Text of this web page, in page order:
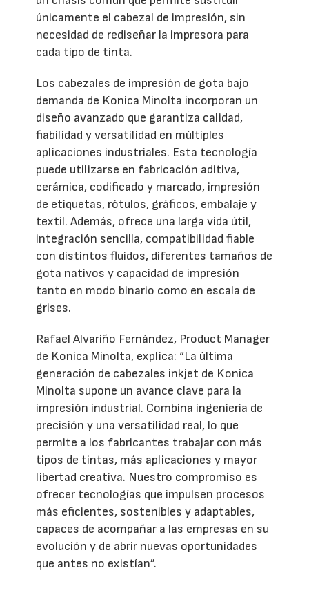
únicamente el cabezal de impresión, sin
necesidad de rediseñar la impresora para
cada tipo de tinta.
Los cabezales de impresión de gota bajo
demanda de Konica Minolta incorporan un
diseño avanzado que garantiza calidad,
fiabilidad y versatilidad en múltiples
aplicaciones industriales. Esta tecnología
puede utilizarse en fabricación aditiva,
cerámica, codificado y marcado, impresión
de etiquetas, rótulos, gráficos, embalaje y
textil. Además, ofrece una larga vida útil,
integración sencilla, compatibilidad fiable
con distintos fluidos, diferentes tamaños de
gota nativos y capacidad de impresión
tanto en modo binario como en escala de
grises.
Rafael Alvariño Fernández, Product Manager
de Konica Minolta, explica: “La última
generación de cabezales inkjet de Konica
Minolta supone un avance clave para la
impresión industrial. Combina ingeniería de
precisión y una versatilidad real, lo que
permite a los fabricantes trabajar con más
tipos de tintas, más aplicaciones y mayor
libertad creativa. Nuestro compromiso es
ofrecer tecnologías que impulsen procesos
más eficientes, sostenibles y adaptables,
capaces de acompañar a las empresas en su
evolución y de abrir nuevas oportunidades
que antes no existían”.